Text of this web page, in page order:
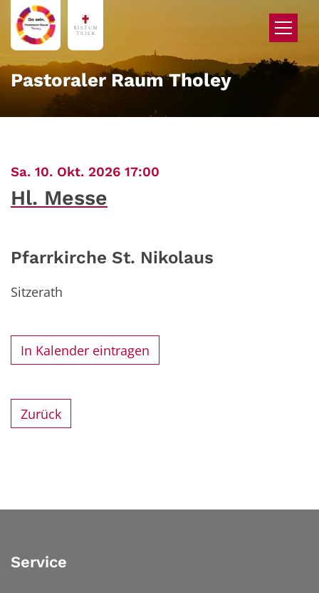
Zum Inhalt springen
Pastoraler Raum Tholey
Sa. 10. Okt. 2026 17:00
Hl. Messe
Pfarrkirche St. Nikolaus
Sitzerath
In Kalender eintragen
Zurück
Service